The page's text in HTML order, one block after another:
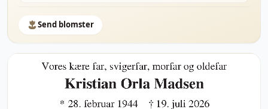
Send blomster